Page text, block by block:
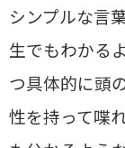
シンプルな言
生でもわかる
つ具体的に頭
性を持って喋